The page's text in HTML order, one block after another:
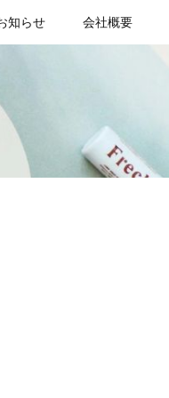
知らせ 会社概要